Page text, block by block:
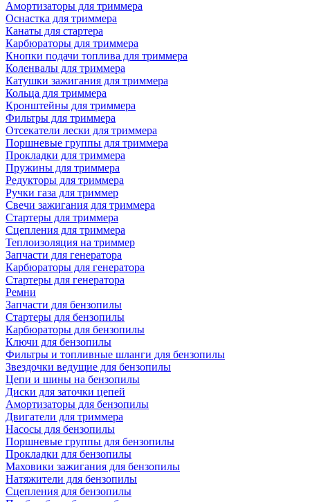
Амортизаторы для триммера
Оснастка для триммера
Канаты для стартера
Карбюраторы для триммера
Кнопки подачи топлива для триммера
Коленвалы для триммера
Катушки зажигания для триммера
Кольца для триммера
Кронштейны для триммера
Фильтры для триммера
Отсекатели лески для триммера
Поршневые группы для триммера
Прокладки для триммера
Пружины для триммера
Редукторы для триммера
Ручки газа для триммер
Свечи зажигания для триммера
Стартеры для триммера
Сцепления для триммера
Теплоизоляция на триммер
Запчасти для генератора
Карбюраторы для генератора
Стартеры для генератора
Ремни
Запчасти для бензопилы
Стартеры для бензопилы
Карбюраторы для бензопилы
Ключи для бензопилы
Фильтры и топливные шланги для бензопилы
Звездочки ведущие для бензопилы
Цепи и шины на бензопилы
Диски для заточки цепей
Амортизаторы для бензопилы
Двигатели для триммера
Насосы для бензопилы
Поршневые группы для бензопилы
Прокладки для бензопилы
Маховики зажигания для бензопилы
Натяжители для бензопилы
Сцепления для бензопилы